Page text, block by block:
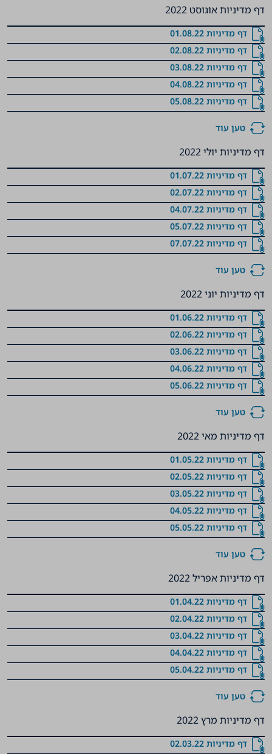
דף מדיניות אוגוסט 2022
דף מדיניות 01.08.22
דף מדיניות 02.08.22
דף מדיניות 03.08.22
דף מדיניות 04.08.22
דף מדיניות 05.08.22
טען עוד
דף מדיניות יולי 2022
‏‏דף מדיניות 01.07.22
דף מדיניות 02.07.22
דף מדיניות 04.07.22
דף מדיניות 05.07.22
דף מדיניות 07.07.22
טען עוד
דף מדיניות יוני 2022
דף מדיניות 01.06.22
דף מדיניות 02.06.22
דף מדיניות 03.06.22
דף מדיניות 04.06.22
דף מדיניות 05.06.22
טען עוד
דף מדיניות מאי 2022
דף מדיניות 01.05.22
דף מדיניות 02.05.22
דף מדיניות 03.05.22
דף מדיניות 04.05.22
דף מדיניות 05.05.22
טען עוד
דף מדיניות אפריל 2022
דף מדיניות 01.04.22
דף מדיניות 02.04.22
דף מדיניות 03.04.22
דף מדיניות 04.04.22
דף מדיניות 05.04.22
טען עוד
דף מדיניות מרץ 2022
דף מדיניות 02.03.22